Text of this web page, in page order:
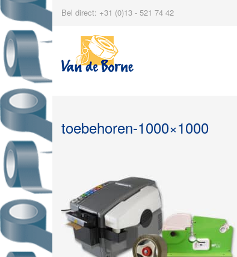
Bel direct: +31 (0)13 - 521 74 42
toebehoren-1000×1000